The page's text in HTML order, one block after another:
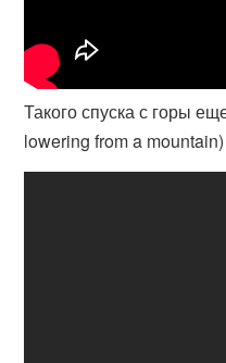
Такого спуска с горы
lowering from a mountain)